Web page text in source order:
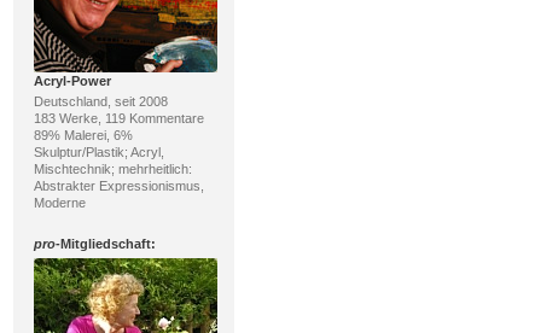
Acryl-Power
Deutschland, seit 2008
183 Werke, 119 Kommentare
89% Malerei, 6%
Skulptur/Plastik; Acryl,
Mischtechnik; mehrheitlich:
Abstrakter Expressionismus,
Moderne
pro-Mitgliedschaft: